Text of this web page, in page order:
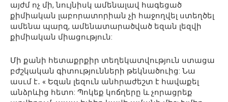
այժմ ոչ մի, նույնիսկ ամենալավ հագեցած
քիմիական լաբորատորիան չի հաջողվել ստեղծել
ամենա պարզ, ամենատարածված եզան լեզվի
քիմիական միացություն:
Մի քանի հետաքրքիր տեղեկատվություն ստացա
բժշկական գիտությունների թեկնածուից: Նա
ասւմ է․ « Եզան լեզուն անհրաժեշտ է հավաքել
անձրևից հետո: Պոկեք կոճղերը և չորացրեք